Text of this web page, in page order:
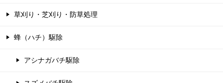
草刈り・芝刈り・防草処理
蜂（ハチ）駆除
アシナガバチ駆除